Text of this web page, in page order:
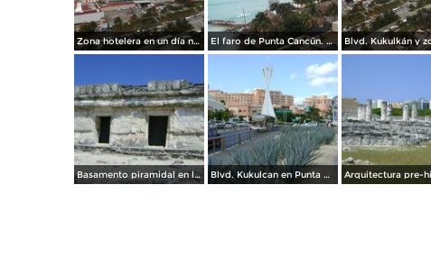
Zona hotelera en un día nublado. Noviembre/2013 El faro de Punta Cancún. Noviembre/2013
Basamento piramidal en la zona arqueológica "El Rey". Abril/2012 Blvd. Kukulcan en Punta Cancún. Abril/2012